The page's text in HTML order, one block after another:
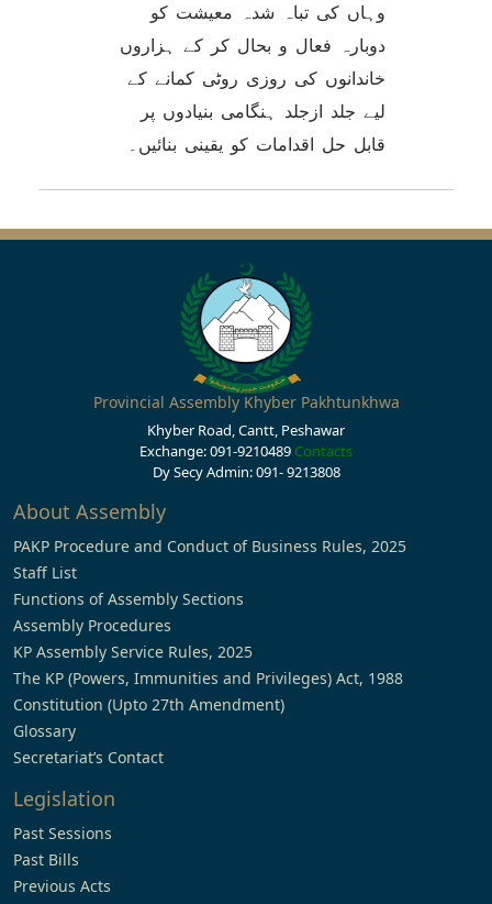
وہاں کی تباہ شدہ معیشت کو
دوبارہ فعال و بحال کر کے ہزاروں
خاندانوں کی روزی روٹی کمانے کے
لیے جلد ازجلد ہنگامی بنیادوں پر
قابل حل اقدامات کو یقینی بنائیں۔
Provincial Assembly Khyber Pakhtunkhwa
Khyber Road, Cantt, Peshawar
Exchange: 091-9210489 Contacts
Dy Secy Admin: 091- 9213808
About Assembly
PAKP Procedure and Conduct of Business Rules, 2025
Staff List
Functions of Assembly Sections
Assembly Procedures
KP Assembly Service Rules, 2025
The KP (Powers, Immunities and Privileges) Act, 1988
Constitution (Upto 27th Amendment)
Glossary
Secretariat’s Contact
Legislation
Past Sessions
Past Bills
Previous Acts